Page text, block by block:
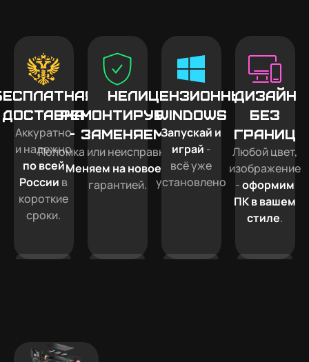
доставка
Аккуратно
и надежно
по всей
России в
короткие
сроки.
Не
ремонтируем
- заменяем
Поломка или неисправность?
Меняем на новое
гарантией.
Лицензионный
Windows
Запускай и
играй -
всё уже
установлено
Дизайн
без
границ
Любой цвет,
изображение
-оформим
ПК в вашем
стиле.